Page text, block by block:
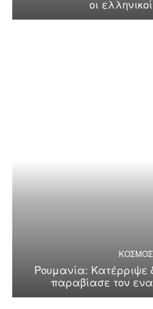
οι
ΚΟΣΜΟΣ
Ρουμανία: Κατέρριψε
παραβίασε τον